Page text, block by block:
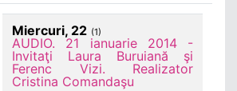
Miercuri, 22 (1)
AUDIO. 21 ianuarie 2014 -
Invitaţi Laura Buruiană şi
Ferenc Vizi. Realizator
Cristina Comandaşu